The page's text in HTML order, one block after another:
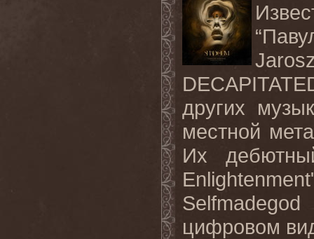
других
местной
Их
цифровом